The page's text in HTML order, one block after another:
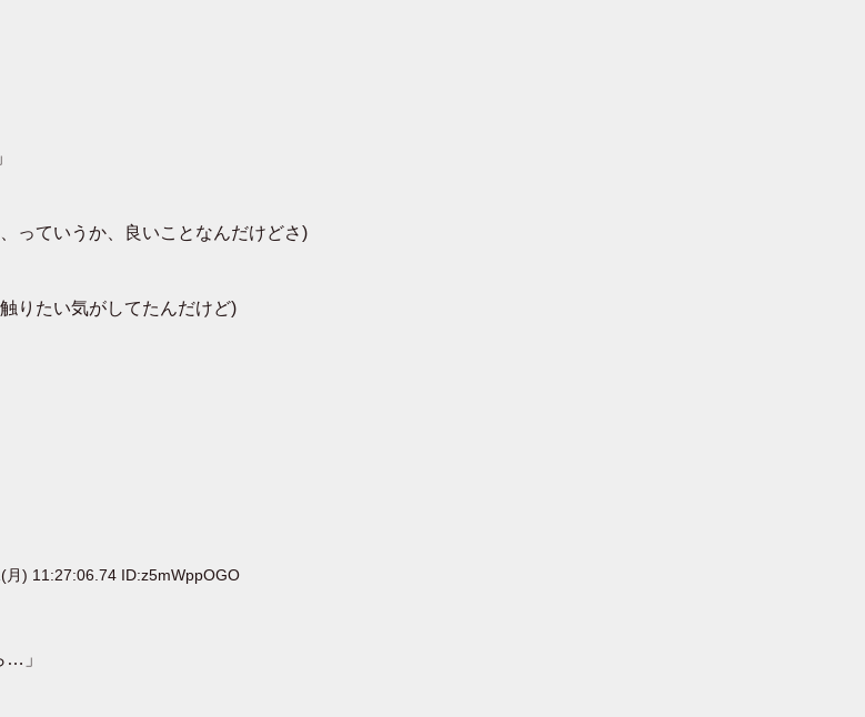
っていうか、良いことなんだけどさ)
りたい気がしてたんだけど)
月) 11:27:06.74 ID:z5mWppOGO
…」